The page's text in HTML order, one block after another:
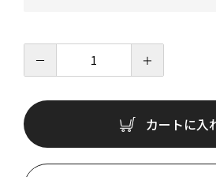
－ ＋
カートに入